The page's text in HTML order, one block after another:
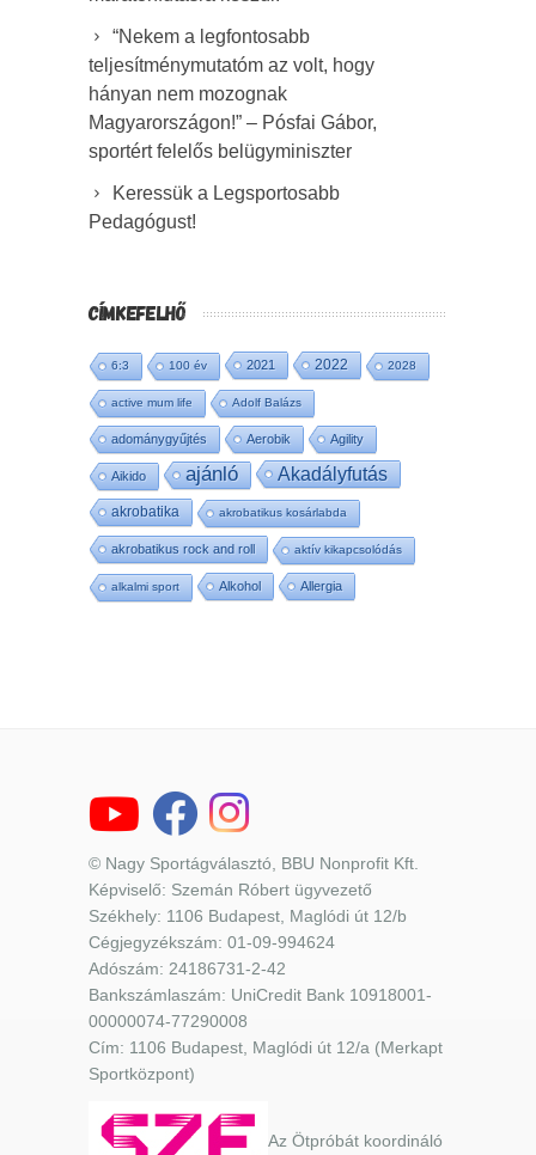
“Nekem a legfontosabb
teljesítménymutatóm az volt, hogy
hányan nem mozognak
Magyarországon!” – Pósfai Gábor,
sportért felelős belügyminiszter
Keressük a Legsportosabb
Pedagógust!
CÍMKEFELHŐ
6:3 100 év 2021 2022 2028
active mum life Adolf Balázs
adománygyűjtés Aerobik Agility
Aikido ajánló Akadályfutás
akrobatika akrobatikus kosárlabda
akrobatikus rock and roll aktív kikapcsolódás
alkalmi sport Alkohol Allergia
© Nagy Sportágválasztó, BBU Nonprofit Kft.
Képviselő: Szemán Róbert ügyvezető
Székhely: 1106 Budapest, Maglódi út 12/b
Cégjegyzékszám: 01-09-994624
Adószám: 24186731-2-42
Bankszámlaszám: UniCredit Bank 10918001-
00000074-77290008
Cím: 1106 Budapest, Maglódi út 12/a (Merkapt
Sportközpont)
Az Ötpróbát koordináló